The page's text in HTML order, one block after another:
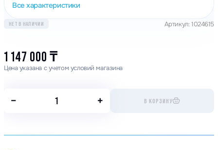
Все характеристики
НЕТ В НАЛИЧИИ Артикул: 1024615
1 147 000 ₸
Цена указана с учетом условий магазина
− + В КОРЗИНУ